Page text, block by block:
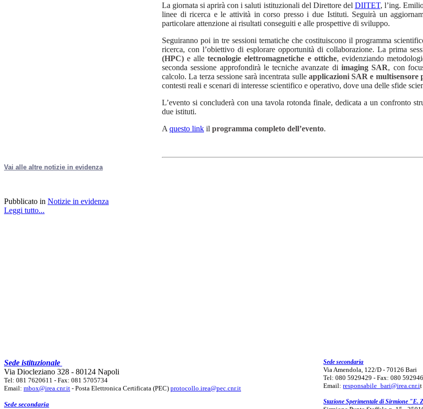
La giornata si aprirà con i saluti istituzionali del Direttore del DIITET, l’ing.
linee di ricerca e le attività in corso presso i due Istituti. Seguirà un
particolare attenzione ai risultati conseguiti e alle prospettive di sviluppo.
Seguiranno poi in tre sessioni tematiche che costituiscono il programma
ricerca, con l’obiettivo di esplorare opportunità di collaborazione. La prima
(HPC) e alletecnologie elettromagnetiche e ottiche, evidenziando
seconda sessione approfondirà le tecniche avanzate di imaging SAR, con
calcolo. La terza sessione sarà incentrata sulle applicazioni SAR e multisensore
contesti reali e scenari di interesse scientifico e operativo, dove una delle sfide
L’evento si concluderà con una tavola rotonda finale, dedicata a un confronto
due istituti.
A questo link il programma completo dell’evento.
Vai alle altre notizie in evidenza
Pubblicato in Notizie in evidenza
Leggi tutto...
Sede istituzionale
Via Diocleziano 328 - 80124 Napoli
Tel: 081 7620611 - Fax: 081 5705734
Email: mbox@irea.cnr.it - Posta Elettronica Certificata (PEC) protocollo.irea@pec.cnr.it
Sede secondaria
Sede secondaria
Via Amendola, 122/D - 70126 Bari
Tel: 080 5929429 - Fax: 080
Email:responsabile_bari@irea.cnr.it
Stazione Sperimentale di Sirmione "E.